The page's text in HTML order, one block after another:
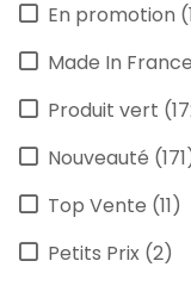
ARCOS (32)
ARIEL (1)
ARTMENU (2)
astera (4)
AU_NAIN (7)
AVERY (9)
En promotion
Made In
Produit vert
Nouveauté
Top Vente (11)
Petits Prix (2)